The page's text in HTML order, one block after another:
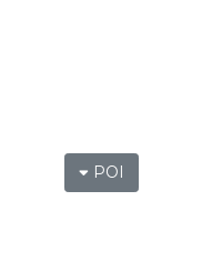
POI